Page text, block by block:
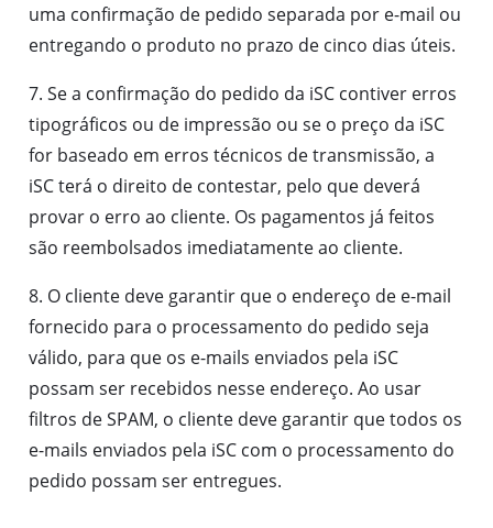
uma confirmação de pedido separada por e-mail ou
entregando o produto no prazo de cinco dias úteis.
7. Se a confirmação do pedido da iSC contiver erros
tipográficos ou de impressão ou se o preço da iSC
for baseado em erros técnicos de transmissão, a
iSC terá o direito de contestar, pelo que deverá
provar o erro ao cliente. Os pagamentos já feitos
são reembolsados imediatamente ao cliente.
8. O cliente deve garantir que o endereço de e-mail
fornecido para o processamento do pedido seja
válido, para que os e-mails enviados pela iSC
possam ser recebidos nesse endereço. Ao usar
filtros de SPAM, o cliente deve garantir que todos os
e-mails enviados pela iSC com o processamento do
pedido possam ser entregues.